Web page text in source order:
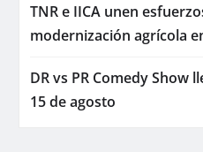
TNR e IICA unen
modernización agrícola
DR vs PR Comedy Show
15 de agosto